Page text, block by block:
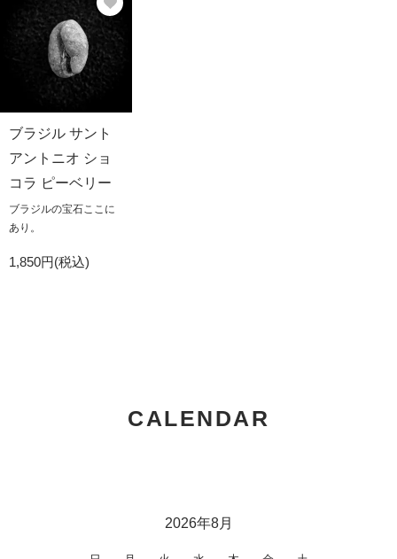
ブラジル サント
アントニオ ショ
コラ ピーベリー
ブラジルの宝石ここに
あり。
1,850円(税込)
CALENDAR
2026年8月